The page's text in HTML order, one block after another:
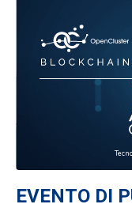
EVENTO DI